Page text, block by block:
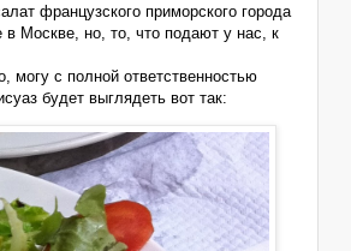
французского приморского города
в Москве, но, то, что подают у нас, к
могу с полной ответственностью
будет выглядеть вот так: